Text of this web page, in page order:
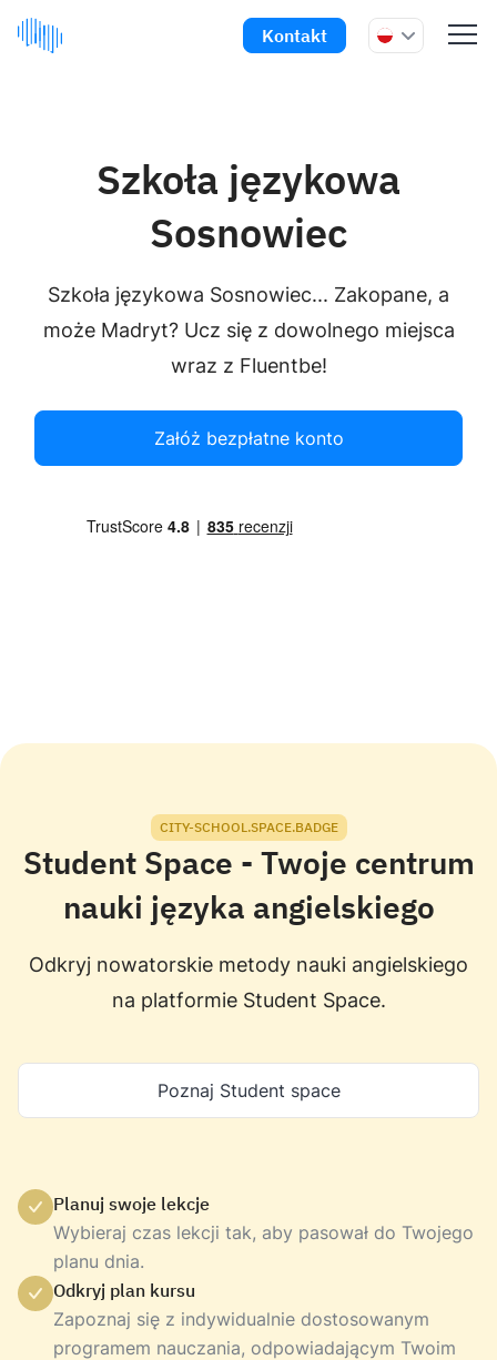
Kontakt
Szkoła językowa
Sosnowiec
Szkoła językowa Sosnowiec... Zakopane, a
może Madryt? Ucz się z dowolnego miejsca
wraz z Fluentbe!
Załóż bezpłatne konto
CITY-SCHOOL.SPACE.BADGE
Student Space - Twoje centrum
nauki języka angielskiego
Odkryj nowatorskie metody nauki angielskiego
na platformie Student Space.
Poznaj Student space
Planuj swoje lekcje
Wybieraj czas lekcji tak, aby pasował do Twojego
planu dnia.
Odkryj plan kursu
Zapoznaj się z indywidualnie dostosowanym
programem nauczania, odpowiadającym Twoim